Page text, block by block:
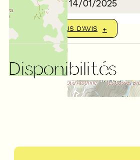
Avis écrit le 14/01/2025
AFFICHER PLUS D'AVIS
Disponibilités